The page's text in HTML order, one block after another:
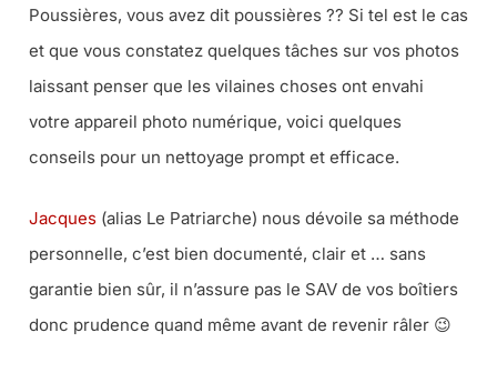
Poussières, vous avez dit poussières ?? Si tel est le cas
et que vous constatez quelques tâches sur vos photos
laissant penser que les vilaines choses ont envahi
votre appareil photo numérique, voici quelques
conseils pour un nettoyage prompt et efficace.
Jacques (alias Le Patriarche) nous dévoile sa méthode
personnelle, c’est bien documenté, clair et … sans
garantie bien sûr, il n’assure pas le SAV de vos boîtiers
donc prudence quand même avant de revenir râler 😉